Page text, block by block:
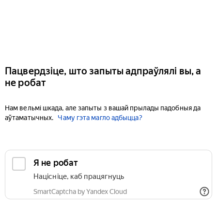
Пацвердзіце, што запыты адпраўлялі вы, а
не робат
Нам вельмі шкада, але запыты з вашай прылады падобныя да
аўтаматычных.
Чаму гэта магло адбыцца?
Я не робат
Націсніце, каб працягнуць
SmartCaptcha by Yandex Cloud